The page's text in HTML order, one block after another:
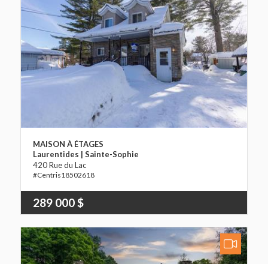
MAISON À ÉTAGES
Laurentides | Sainte-Sophie
420 Rue du Lac
18502618
289 000 $